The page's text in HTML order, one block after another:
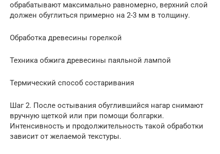
обрабатывают максимально равномерно, верхний слой
должен обуглиться примерно на 2-3 мм в толщину.
Обработка древесины горелкой
Техника обжига древесины паяльной лампой
Термический способ состаривания
Шаг 2. После остывания обуглившийся нагар снимают
вручную щеткой или при помощи болгарки.
Интенсивность и продолжительность такой обработки
зависит от желаемой текстуры.